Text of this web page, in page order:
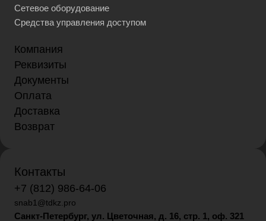
Сетевое оборудование
Средства управления доступом
Компания
Реквизиты
Документы
Оплата
Доставка
Возврат
Контакты
+7 (812) 986-64-06
snab1@tdkz.pro
Санкт-Петербург, ул. Цветочная, д. 16, стр. 1, оф. 321